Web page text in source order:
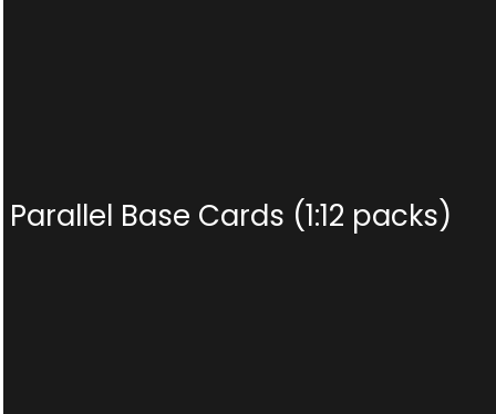
Parallel Base Cards (1:12 packs)